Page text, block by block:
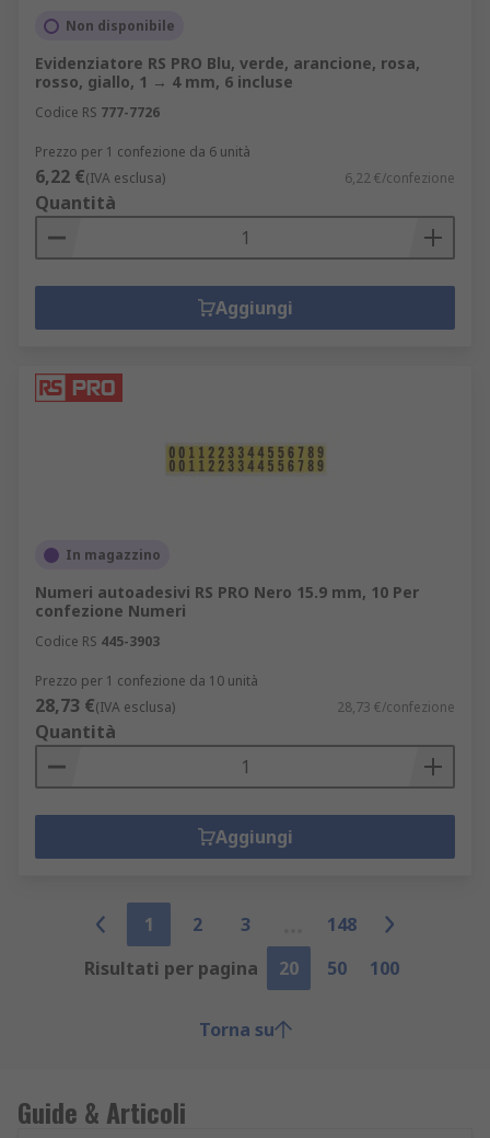
Non disponibile
Evidenziatore RS PRO Blu, verde, arancione, rosa,
rosso, giallo, 1 → 4 mm, 6 incluse
Codice RS 777-7726
Prezzo per 1 confezione da 6 unità
6,22 €(IVA esclusa) 6,22 €/confezione
Quantità
Aggiungi
In magazzino
Numeri autoadesivi RS PRO Nero 15.9 mm, 10 Per
confezione Numeri
Codice RS 445-3903
Prezzo per 1 confezione da 10 unità
28,73 €(IVA esclusa) 28,73 €/confezione
Quantità
Aggiungi
1 2 3
148
Risultati per pagina
20 50 100
Torna su
Guide & Articoli